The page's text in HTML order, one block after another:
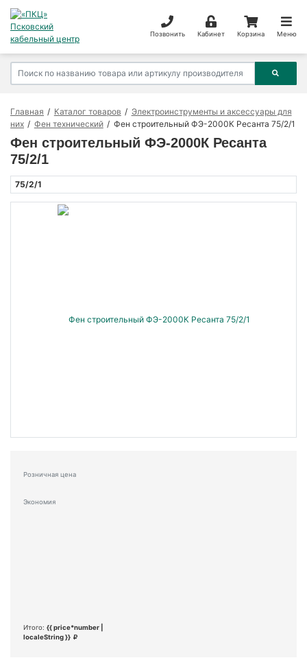
Позвонить Кабинет Корзина Меню
Главная Каталог товаров
Электроинструменты и аксессуары для
них
Фен технический Фен строительный ФЭ-2000К Ресанта 75/2/1
Фен строительный ФЭ-2000К Ресанта
75/2/1
75/2/1
Розничная цена
Экономия
Итого: {{ price*number |
localeString }}